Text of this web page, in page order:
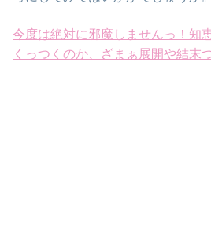
今度は絶対に邪魔しませんっ！知
くっつくのか、ざまぁ展開や結末